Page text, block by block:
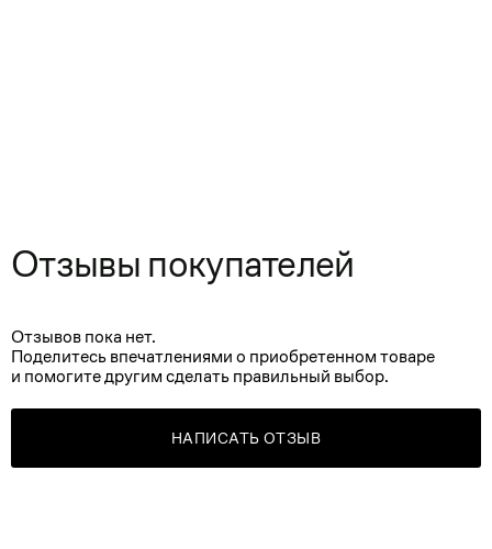
Отзывы покупателей
Отзывов пока нет.
Поделитесь впечатлениями о приобретенном товаре
и помогите другим сделать правильный выбор.
НАПИСАТЬ ОТЗЫВ